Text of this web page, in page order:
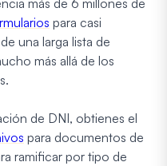
para casi
una larga lista de
más allá de los
de DNI, obtienes el
para documentos de
ramificar por tipo de